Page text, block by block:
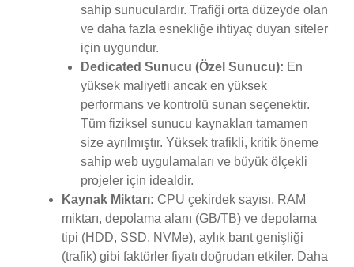
sahip sunuculardır. Trafiği orta düzeyde olan
ve daha fazla esnekliğe ihtiyaç duyan siteler
için uygundur.
Dedicated Sunucu (Özel Sunucu): En
yüksek maliyetli ancak en yüksek
performans ve kontrolü sunan seçenektir.
Tüm fiziksel sunucu kaynakları tamamen
size ayrılmıştır. Yüksek trafikli, kritik öneme
sahip web uygulamaları ve büyük ölçekli
projeler için idealdir.
Kaynak Miktarı: CPU çekirdek sayısı, RAM
miktarı, depolama alanı (GB/TB) ve depolama
tipi (HDD, SSD, NVMe), aylık bant genişliği
(trafik) gibi faktörler fiyatı doğrudan etkiler. Daha